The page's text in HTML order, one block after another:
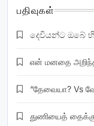
பதிவுகள்
දෙවියන්ට ඔබේ
என் மனதை
“தேவையா? Vs
துணியைத்